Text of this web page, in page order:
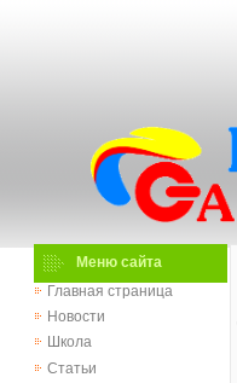
Меню сайта
Главная страница
Новости
Школа
Статьи